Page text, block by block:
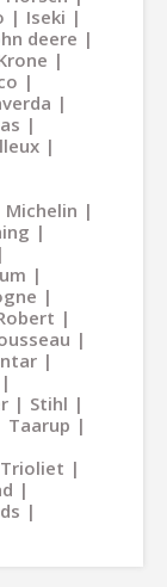
Iseki
deere
Michelin
Stihl
Taarup
Trioliet